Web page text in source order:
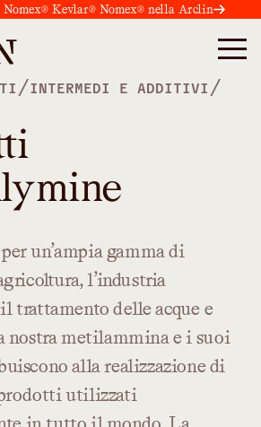
Nomex® Kevlar® Nomex® nella Arclin
/INTERMEDI E ADDITIVI /
perun’ampia gammadi
l’industria
il trattamento delle acque e
nostrametilamminae i suoi
alla realizzazione di
utilizzati
in tutto il mondo.La